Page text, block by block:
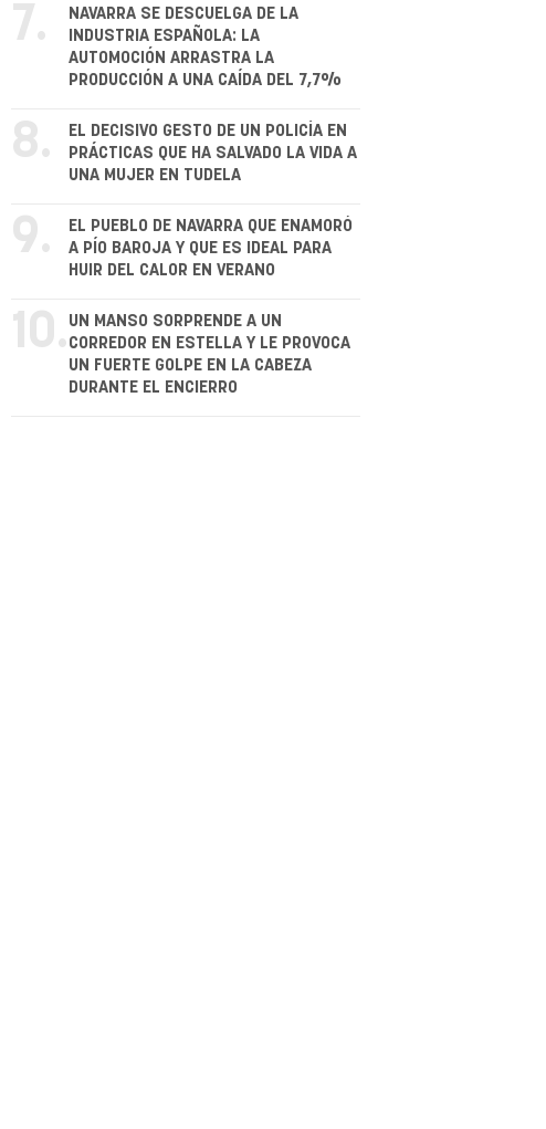
7.
NAVARRA SE DESCUELGA DE LA
INDUSTRIA ESPAÑOLA: LA
AUTOMOCIÓN ARRASTRA LA
PRODUCCIÓN A UNA CAÍDA DEL 7,7%
8.
EL DECISIVO GESTO DE UN POLICÍA EN
PRÁCTICAS QUE HA SALVADO LA VIDA A
UNA MUJER EN TUDELA
9.
EL PUEBLO DE NAVARRA QUE ENAMORÓ
A PÍO BAROJA Y QUE ES IDEAL PARA
HUIR DEL CALOR EN VERANO
10. UN MANSO SORPRENDE A UN
CORREDOR EN ESTELLA Y LE PROVOCA
UN FUERTE GOLPE EN LA CABEZA
DURANTE EL ENCIERRO